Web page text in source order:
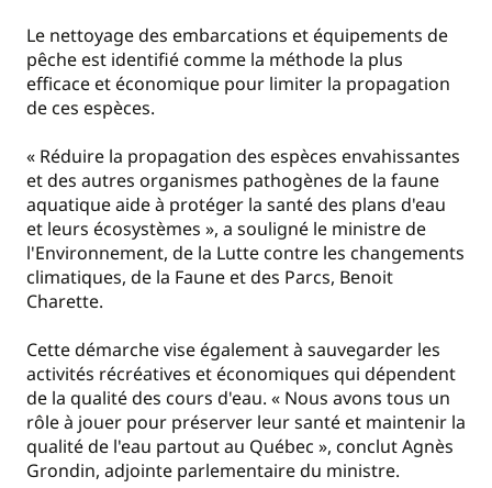
Le nettoyage des embarcations et équipements de
pêche est identifié comme la méthode la plus
efficace et économique pour limiter la propagation
de ces espèces.
« Réduire la propagation des espèces envahissantes
et des autres organismes pathogènes de la faune
aquatique aide à protéger la santé des plans d'eau
et leurs écosystèmes », a souligné le ministre de
l'Environnement, de la Lutte contre les changements
climatiques, de la Faune et des Parcs, Benoit
Charette.
Cette démarche vise également à sauvegarder les
activités récréatives et économiques qui dépendent
de la qualité des cours d'eau. « Nous avons tous un
rôle à jouer pour préserver leur santé et maintenir la
qualité de l'eau partout au Québec », conclut Agnès
Grondin, adjointe parlementaire du ministre.